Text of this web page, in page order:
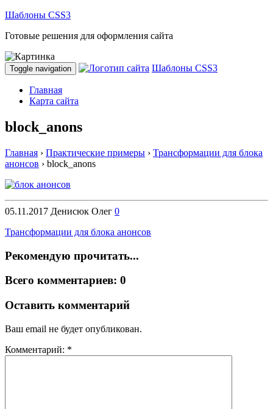
Шаблоны CSS3
Готовые решения для оформления сайта
Toggle navigation Шаблоны CSS3
Главная
Карта сайта
block_anons
Главная › Практические примеры › Трансформации для блока
анонсов › block_anons
05.11.2017 Денисюк Олег 0
Трансформации для блока анонсов
Рекомендую прочитать...
Всего комментариев: 0
Оставить комментарий
Ваш email не будет опубликован.
Комментарий: *